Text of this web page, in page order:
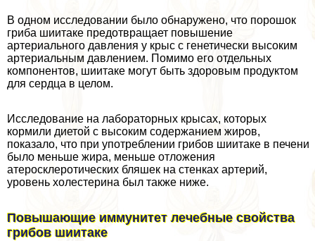
В одном исследовании было обнаружено, что порошок
гриба шиитаке предотвращает повышение
артериального давления у крыс с генетически высоким
артериальным давлением. Помимо его отдельных
компонентов, шиитаке могут быть здоровым продуктом
для сердца в целом.
Исследование на лабораторных крысах, которых
кормили диетой с высоким содержанием жиров,
показало, что при употрeблении грибов шиитаке в печени
было меньше жира, меньше отложения
атеросклеротических бляшек на стенках артерий,
уровень холестерина был также ниже.
Повышающие иммунитет лечебные свойства
грибов шиитаке